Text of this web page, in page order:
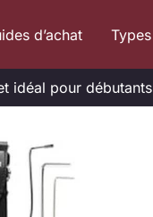
d’achat Types
idéal pour débutants